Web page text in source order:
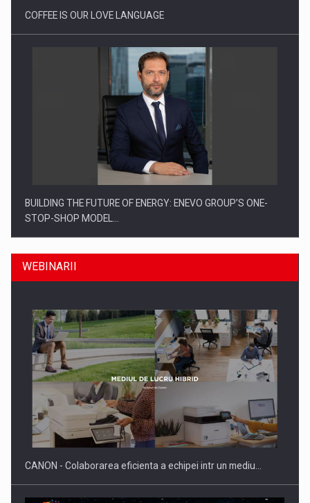
COFFEE IS OUR LOVE LANGUAGE
BUILDING THE FUTURE OF ENERGY: ENEVO GROUP’S ONE-
STOP-SHOP MODEL…
ROOTED IN ROMANIA, BUILT TO DELIVER TECHNOLOGY FOR
THE…
WEBINARII
CANON - Colaborarea eficienta a echipei intr un mediu…